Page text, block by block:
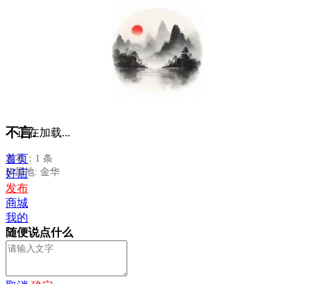
不言.
发布：1 条
IP属地: 金华
正在加载...
首页
好店
发布
商城
我的
随便说点什么